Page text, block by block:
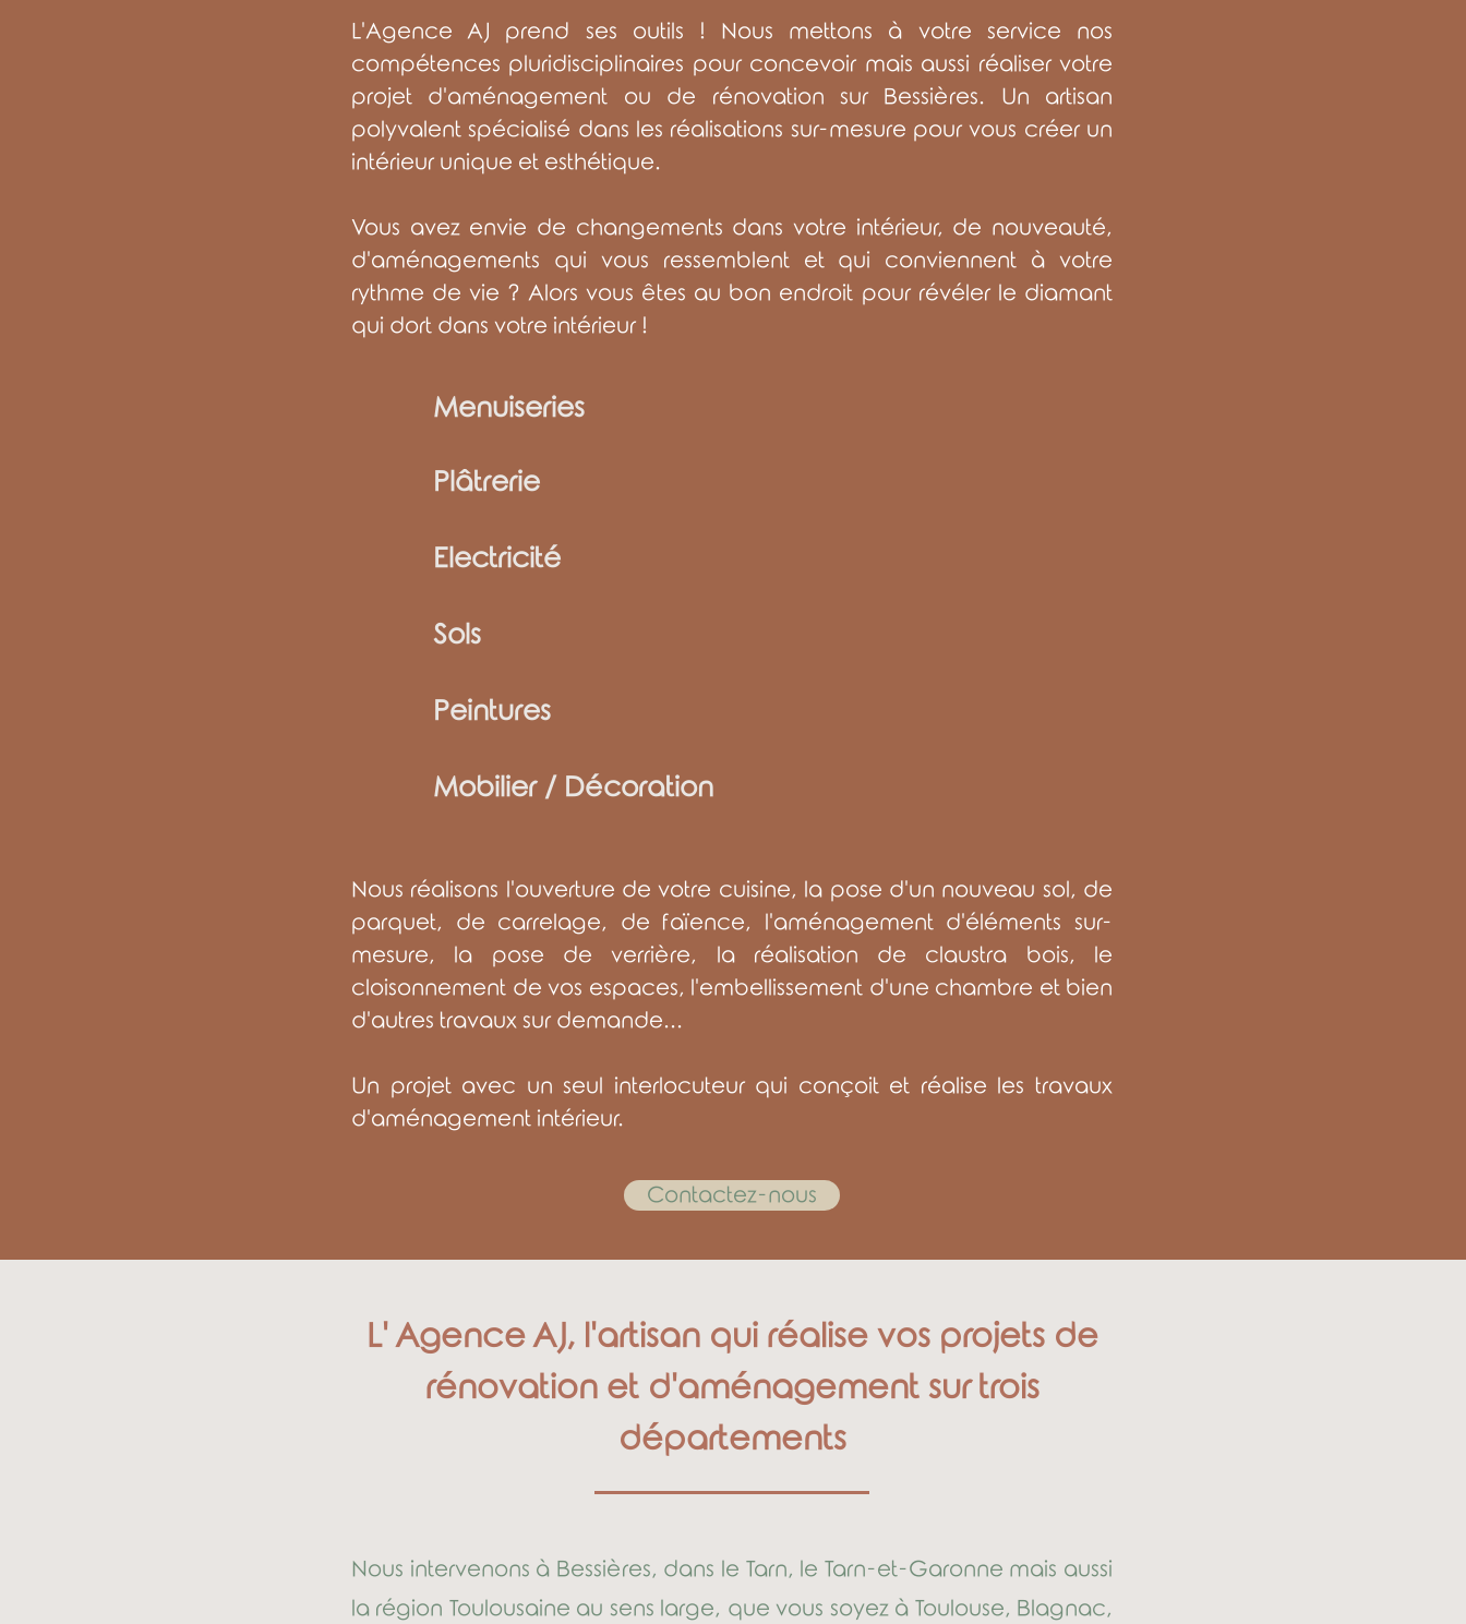
L'Agence AJ prend ses outils ! Nous mettons à votre service nos
compétences pluridisciplinaires pour concevoir mais aussi réaliser votre
projet d'aménagement ou de rénovation sur Bessières. Un artisan
polyvalent spécialisé dans les réalisations sur-mesure pour vous créer un
intérieur unique et esthétique.
Vous avez envie de changements dans votre intérieur, de nouveauté,
d'aménagements qui vous ressemblent et qui conviennent à votre
rythme de vie ? Alors vous êtes au bon endroit pour révéler le diamant
qui dort dans votre intérieur !
Menuiseries
Plâtrerie
Electricité
Sols
Peintures
Mobilier / Décoration
Nous réalisons l'ouverture de votre cuisine, la pose d'un nouveau sol, de
parquet, de carrelage, de faïence, l'aménagement d'éléments sur-
mesure, la pose de verrière, la réalisation de claustra bois, le
cloisonnement de vos espaces, l'embellissement d'une chambre et bien
d'autres travaux sur demande...
Un projet avec un seul interlocuteur qui conçoit et réalise les travaux
d'aménagement intérieur.
Contactez-nous
L' Agence AJ, l'artisan qui réalise vos projets de
rénovation et d'aménagement sur trois
départements
Nous intervenons à Bessières, dans le Tarn, le Tarn-et-Garonne mais aussi
la région Toulousaine au sens large, que vous soyez à Toulouse, Blagnac,